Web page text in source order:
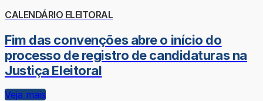
CALENDÁRIO ELEITORAL
Fim das convenções abre o início do
processo de registro de candidaturas na
Justiça Eleitoral
Veja mais